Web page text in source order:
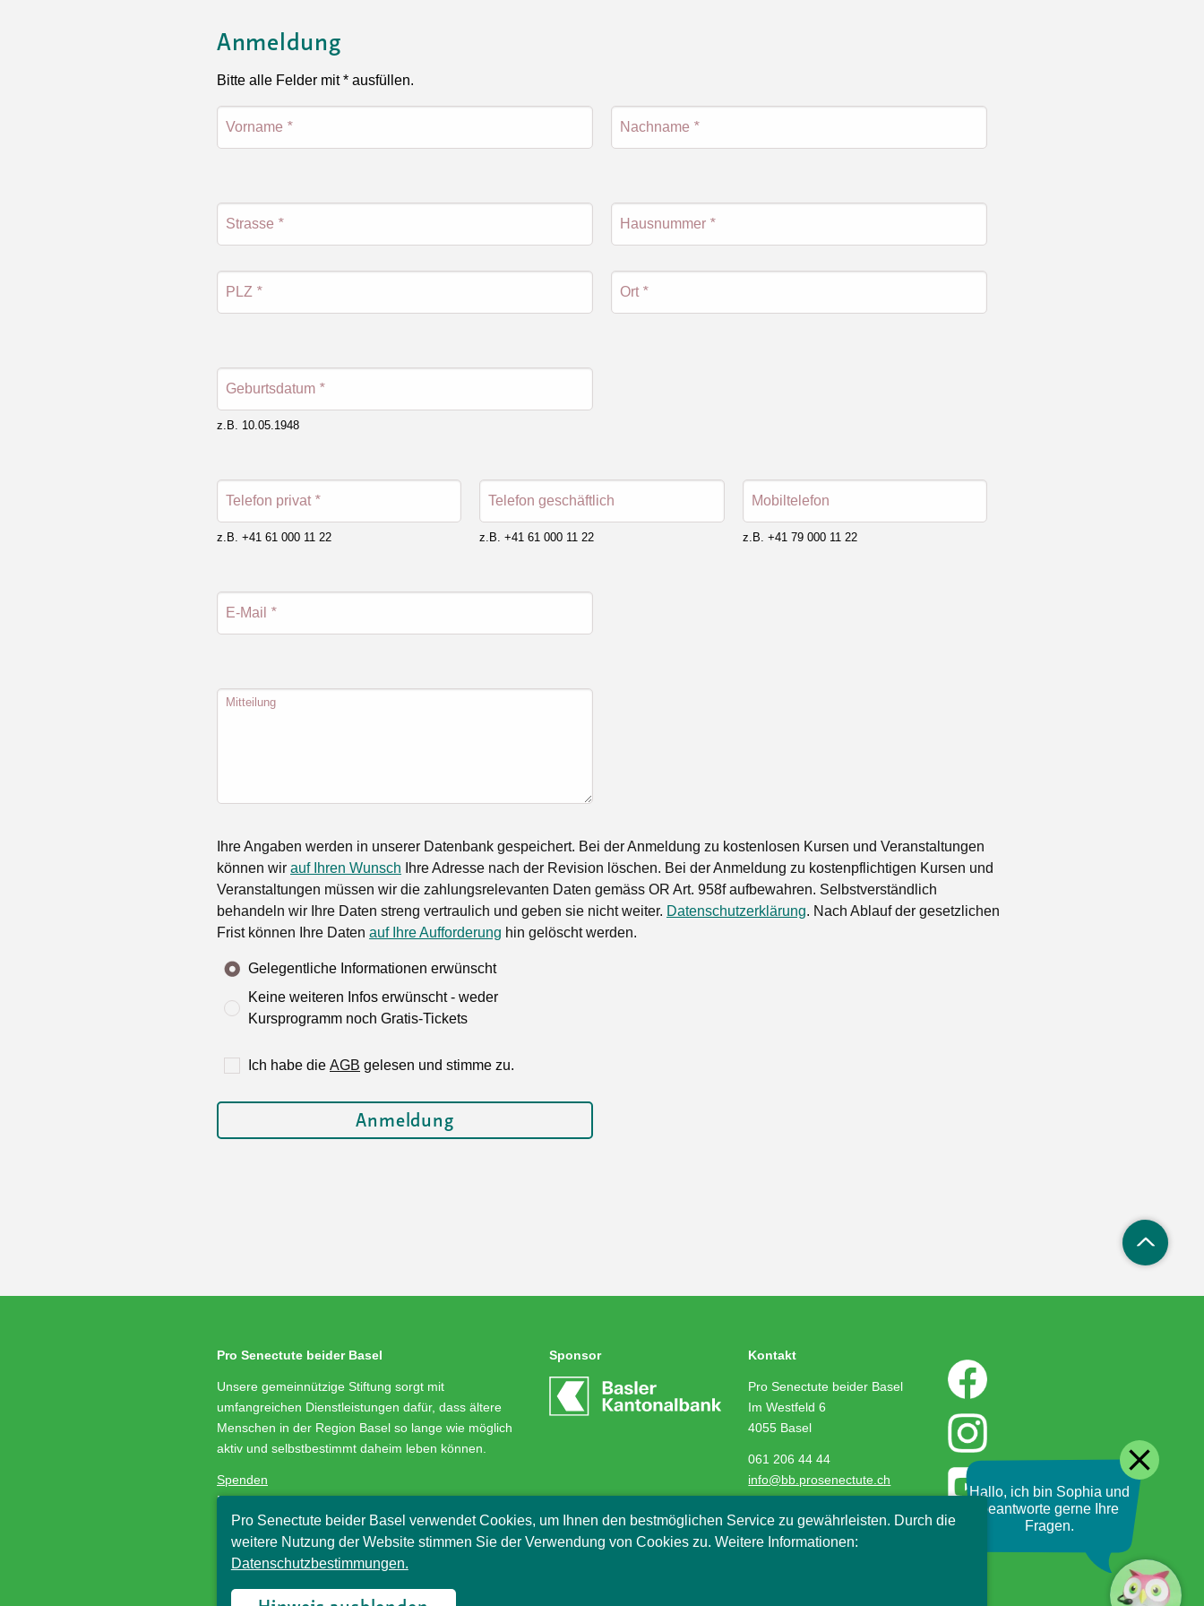
Anmeldung
Bitte alle Felder mit * ausfüllen.
Vorname * Nachname *
Strasse * Hausnummer *
PLZ * Ort *
Geburtsdatum *
z.B. 10.05.1948
Telefon privat *
z.B. +41 61 000 11 22
Telefon geschäftlich
z.B. +41 61 000 11 22
Mobiltelefon
z.B. +41 79 000 11 22
E-Mail *
Mitteilung
Ihre Angaben werden in unserer Datenbank gespeichert. Bei der Anmeldung zu kostenlosen Kursen und Veranstaltungen
können wir auf Ihren Wunsch Ihre Adresse nach der Revision löschen. Bei der Anmeldung zu kostenpflichtigen Kursen und
Veranstaltungen müssen wir die zahlungsrelevanten Daten gemäss OR Art. 958f aufbewahren. Selbstverständlich
behandeln wir Ihre Daten streng vertraulich und geben sie nicht weiter. Datenschutzerklärung. Nach Ablauf der gesetzlichen
Frist können Ihre Daten auf Ihre Aufforderung hin gelöscht werden.
Gelegentliche Informationen erwünscht
Keine weiteren Infos erwünscht - weder
Kursprogramm noch Gratis-Tickets
Ich habe die AGB gelesen und stimme zu.
Pro Senectute beider Basel
Unsere gemeinnützige Stiftung sorgt mit
umfangreichen Dienstleistungen dafür, dass ältere
Menschen in der Region Basel so lange wie möglich
aktiv und selbstbestimmt daheim leben können.
Spenden
Medienservice
Stellenangebote
Impressum/Datenschutz
Sponsor Kontakt
Pro Senectute beider Basel
Im Westfeld 6
4055 Basel
061 206 44 44
info@bb.prosenectute.ch
© Pro Senectute beider Basel, 2018
Pro Senectute beider Basel verwendet Cookies, um Ihnen den bestmöglichen Service zu gewährleisten. Durch die
weitere Nutzung der Website stimmen Sie der Verwendung von Cookies zu. Weitere Informationen:
Datenschutzbestimmungen.
Hallo, ich bin Sophia und
beantworte gerne Ihre
Fragen.
close